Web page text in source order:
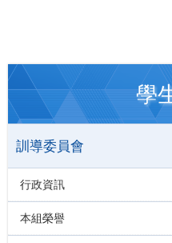
學
訓導委員會
行政資訊
本組榮譽